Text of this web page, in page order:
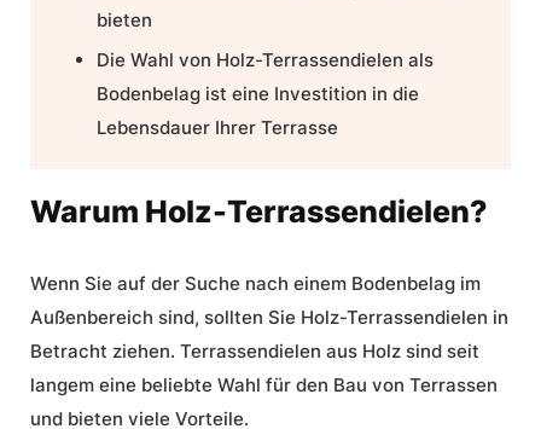
bieten
Die Wahl von Holz-Terrassendielen als
Bodenbelag ist eine Investition in die
Lebensdauer Ihrer Terrasse
Warum Holz-Terrassendielen?
Wenn Sie auf der Suche nach einem Bodenbelag im
Außenbereich sind, sollten Sie Holz-Terrassendielen in
Betracht ziehen. Terrassendielen aus Holz sind seit
langem eine beliebte Wahl für den Bau von Terrassen
und bieten viele Vorteile.